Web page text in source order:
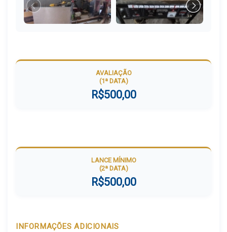
AVALIAÇÃO
(1ª DATA)
R$500,00
LANCE MÍNIMO
(2ª DATA)
R$500,00
INFORMAÇÕES ADICIONAIS